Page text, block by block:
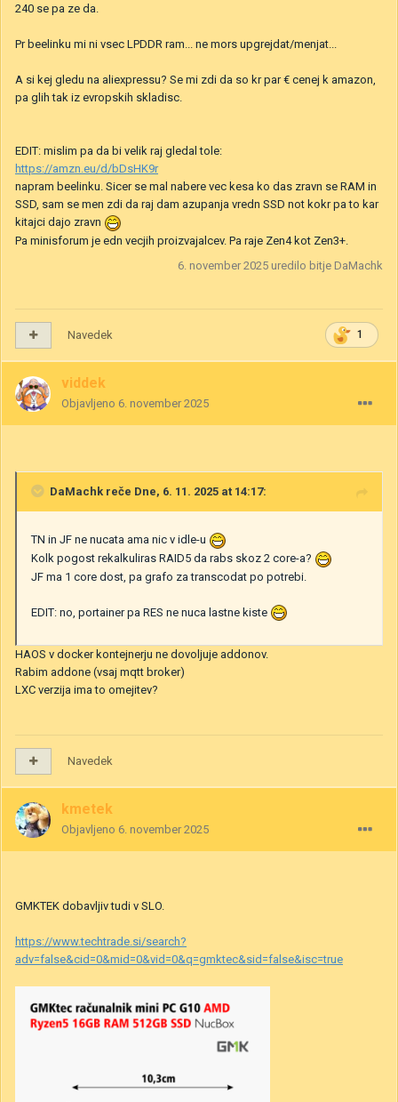
240 se pa ze da.
Pr beelinku mi ni vsec LPDDR ram... ne mors upgrejdat/menjat...
A si kej gledu na aliexpressu? Se mi zdi da so kr par € cenej k amazon,
pa glih tak iz evropskih skladisc.
EDIT: mislim pa da bi velik raj gledal tole:
https://amzn.eu/d/bDsHK9r
napram beelinku. Sicer se mal nabere vec kesa ko das zravn se RAM in
SSD, sam se men zdi da raj dam azupanja vredn SSD not kokr pa to kar
kitajci dajo zravn
Pa minisforum je edn vecjih proizvajalcev. Pa raje Zen4 kot Zen3+.
6. november 2025 uredilo bitje DaMachk
1
Navedek
viddek
Objavljeno 6. november 2025
DaMachk reče Dne, 6. 11. 2025 at 14:17:
TN in JF ne nucata ama nic v idle-u
Kolk pogost rekalkuliras RAID5 da rabs skoz 2 core-a?
JF ma 1 core dost, pa grafo za transcodat po potrebi.
EDIT: no, portainer pa RES ne nuca lastne kiste
HAOS v docker kontejnerju ne dovoljuje addonov.
Rabim addone (vsaj mqtt broker)
LXC verzija ima to omejitev?
Navedek
kmetek
Objavljeno 6. november 2025
GMKTEK dobavljiv tudi v SLO.
https://www.techtrade.si/search?
adv=false&cid=0&mid=0&vid=0&q=gmktec&sid=false&isc=true